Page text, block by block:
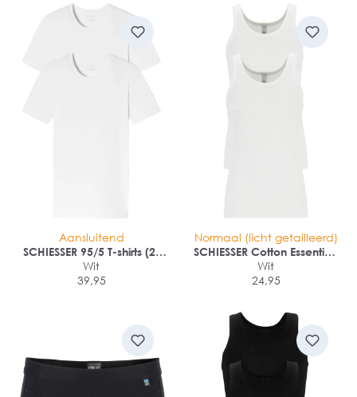
Aansluitend
SCHIESSER 95/5 T-shirts (2-
pack)
Wit
39,95
Normaal (licht getailleerd)
SCHIESSER Cotton Essentials
Feinripp singlets (2-pack)
Wit
24,95